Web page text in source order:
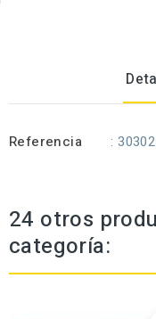
Referencia :
24 otros
categoría: